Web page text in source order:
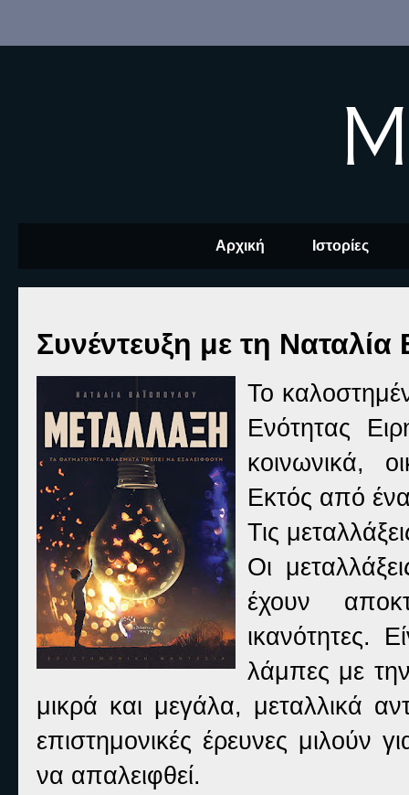
Αρχική Ιστορίες
Συνέντευξη με τη
Το
Ενότητας
κοινωνικά,
Εκτός από
Τις
Οι
έχουν
ικανότητες.
λάμπες με
μικρά και μεγάλα, μεταλλικά
επιστημονικές έρευνες μιλούν
να απαλειφθεί.